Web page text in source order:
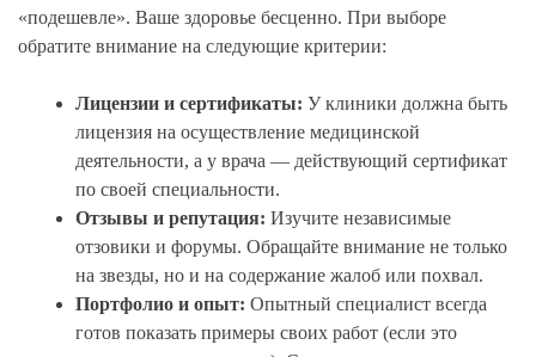
«подешевле». Ваше здоровье бесценно. При выборе
обратите внимание на следующие критерии:
Лицензии и сертификаты: У клиники должна быть
лицензия на осуществление медицинской
деятельности, а у врача — действующий сертификат
по своей специальности.
Отзывы и репутация: Изучите независимые
отзовики и форумы. Обращайте внимание не только
на звезды, но и на содержание жалоб или похвал.
Портфолио и опыт: Опытный специалист всегда
готов показать примеры своих работ (если это